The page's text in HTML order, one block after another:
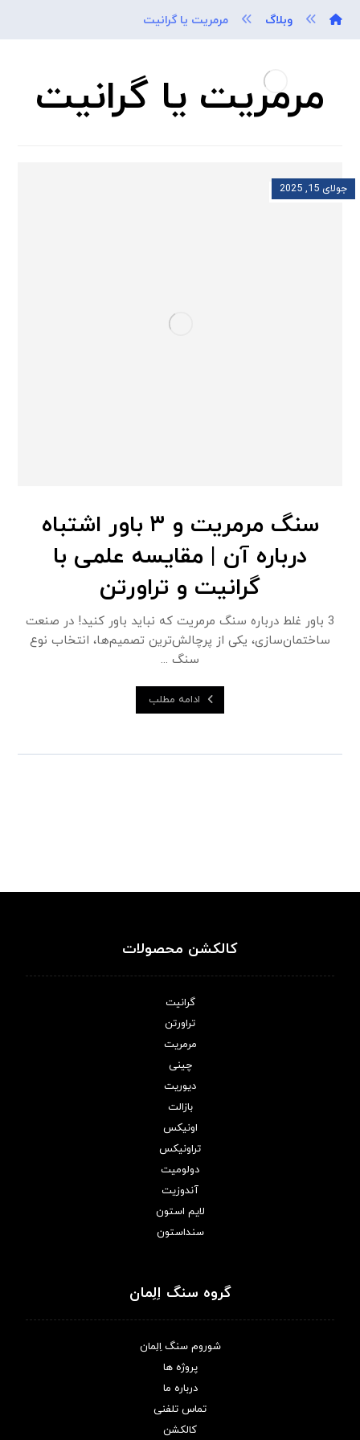
وبلاگ مرمریت یا گرانیت
مرمریت یا گرانیت
سنگ مرمریت و ۳ باور اشتباه
درباره آن | مقایسه علمی با
گرانیت و تراورتن
جولای 15, 2025
3 باور غلط درباره سنگ مرمریت که نباید باور کنید! در صنعت
ساختمان‌سازی، یکی از پرچالش‌ترین تصمیم‌ها، انتخاب نوع
سنگ ...
ادامه مطلب
کالکشن محصولات
گرانیت
تراورتن
مرمریت
چینی
دیوریت
بازالت
اونیکس
تراونیکس
دولومیت
آندوزیت
لایم استون
سنداستون
گروه سنگ اِلِمان
شوروم سنگ اِلِمان
پروژه ها
درباره ما
تماس تلفنی
کالکشن